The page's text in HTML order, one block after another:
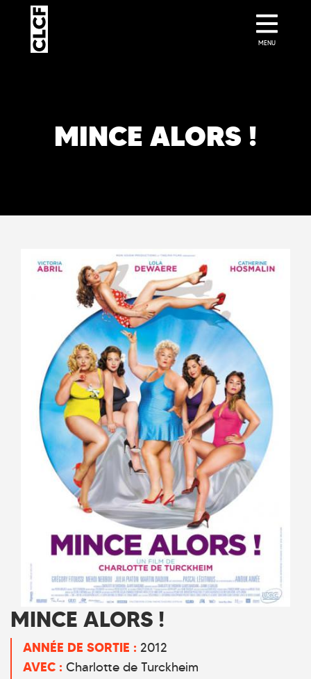
MINCE ALORS !
MINCE ALORS !
ANNÉE DE SORTIE : 2012
AVEC : Charlotte de Turckheim
MENU